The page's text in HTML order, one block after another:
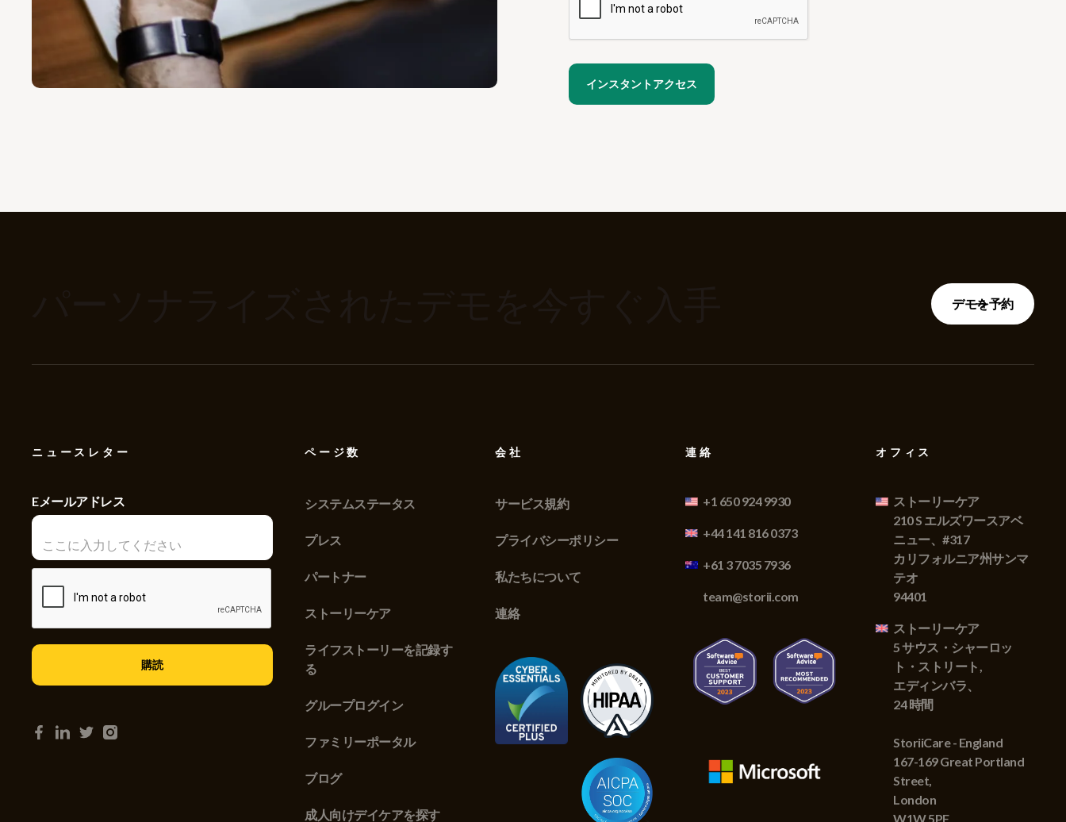
デモを予約
ニュースレター
Eメールアドレス
ページ数
システムステータス
プレス
パートナー
ストーリーケア
ライフストーリーを記録す
る
グループログイン
ファミリーポータル
ブログ
成人向けデイケアを探す
会社
サービス規約
プライバシーポリシー
私たちについて
連絡
連絡
+1 650 924 9930
+44 141 816 0373
+61 3 7035 7936
team@storii.com
オフィス
ストーリーケア
210 S エルズワースアベ
ニュー、#317
カリフォルニア州サンマ
テオ
94401
ストーリーケア
5 サウス・シャーロッ
ト・ストリート,
エディンバラ、
24 時間
StoriiCare - England
167-169 Great Portland
Street,
London
W1W 5PF